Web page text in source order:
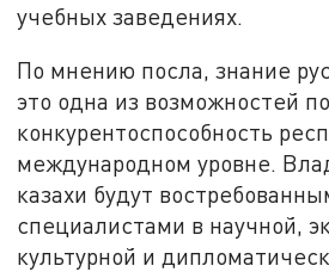
учебных заведениях.
По мнению посла, знание
это одна из возможностей
конкурентоспособность
международном уровне.
казахи будут
специалистами в научной,
культурной и